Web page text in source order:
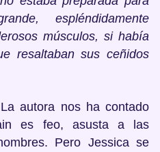
espléndidamente
músculos, si había
resaltaban sus ceñidos
autora nos ha contado
es feo, asusta a las
Pero Jessica se